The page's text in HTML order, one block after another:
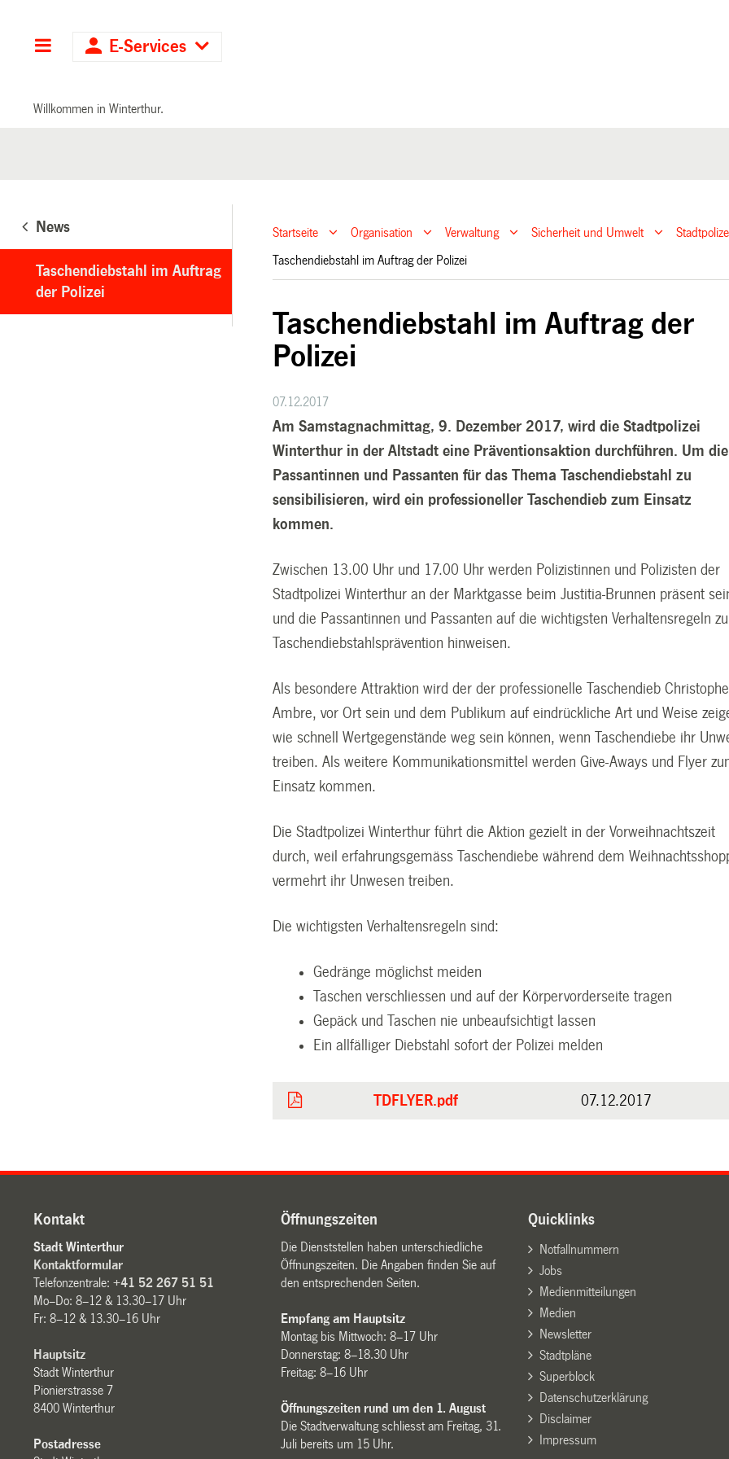
Hauptnavigation
E-Services
Willkommen in Winterthur.
News
Taschendiebstahl im Auftrag
der Polizei
Startseite Organisation Verwaltung Sicherheit und Umwelt
Taschendiebstahl im Auftrag der Polizei
Taschendiebstahl im Auftrag der
Polizei
07.12.2017
Am Samstagnachmittag, 9. Dezember 2017, wird die Stadtpolizei
Winterthur in der Altstadt eine Präventionsaktion durchführen. Um die
Passantinnen und Passanten für das Thema Taschendiebstahl zu
sensibilisieren, wird ein professioneller Taschendieb zum Einsatz
kommen.
Zwischen 13.00 Uhr und 17.00 Uhr werden Polizistinnen und Polizisten der
Stadtpolizei Winterthur an der Marktgasse beim Justitia-Brunnen präsent
und die Passantinnen und Passanten auf die wichtigsten Verhaltensregeln
Taschendiebstahlsprävention hinweisen.
Als besondere Attraktion wird der der professionelle Taschendieb Christophe
Ambre, vor Ort sein und dem Publikum auf eindrückliche Art und Weise
wie schnell Wertgegenstände weg sein können, wenn Taschendiebe ihr
treiben. Als weitere Kommunikationsmittel werden Give-Aways und Flyer
Einsatz kommen.
Die Stadtpolizei Winterthur führt die Aktion gezielt in der Vorweihnachtszeit
durch, weil erfahrungsgemäss Taschendiebe während dem
vermehrt ihr Unwesen treiben.
Die wichtigsten Verhaltensregeln sind:
Gedränge möglichst meiden
Taschen verschliessen und auf der Körpervorderseite tragen
Gepäck und Taschen nie unbeaufsichtigt lassen
Ein allfälliger Diebstahl sofort der Polizei melden
TDFLYER.pdf 07.12.2017
Kontakt
Stadt Winterthur
Kontaktformular
Telefonzentrale:+41 52 267 51 51
Mo–Do: 8–12 & 13.30–17 Uhr
Fr: 8–12 & 13.30–16 Uhr
Hauptsitz
Stadt Winterthur
Pionierstrasse 7
8400 Winterthur
Postadresse
Öffnungszeiten
Die Dienststellen haben unterschiedliche
Öffnungszeiten. Die Angaben finden Sie auf
den entsprechenden Seiten.
Empfang am Hauptsitz
Montag bis Mittwoch: 8–17 Uhr
Donnerstag: 8–18.30 Uhr
Freitag: 8–16 Uhr
Öffnungszeiten rund um den 1. August
Die Stadtverwaltung schliesst am Freitag, 31.
Juli bereits um 15 Uhr.
Quicklinks
Notfallnummern
Jobs
Medienmitteilungen
Medien
Newsletter
Stadtpläne
Superblock
Datenschutzerklärung
Disclaimer
Impressum